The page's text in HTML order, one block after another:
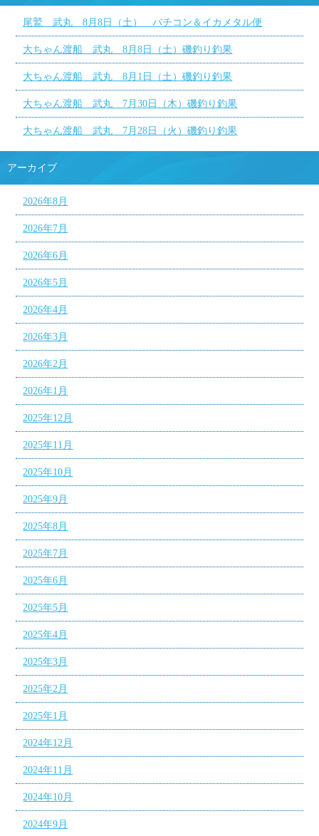
尾鷲 武丸 8月8日（土） バチコン＆イカメタル便
大ちゃん渡船 武丸 8月8日（土）磯釣り釣果
大ちゃん渡船 武丸 8月1日（土）磯釣り釣果
大ちゃん渡船 武丸 7月30日（木）磯釣り釣果
大ちゃん渡船 武丸 7月28日（火）磯釣り釣果
アーカイブ
2026年8月
2026年7月
2026年6月
2026年5月
2026年4月
2026年3月
2026年2月
2026年1月
2025年12月
2025年11月
2025年10月
2025年9月
2025年8月
2025年7月
2025年6月
2025年5月
2025年4月
2025年3月
2025年2月
2025年1月
2024年12月
2024年11月
2024年10月
2024年9月